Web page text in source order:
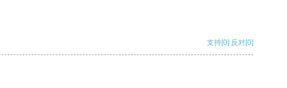
支持[0] 反对[0]